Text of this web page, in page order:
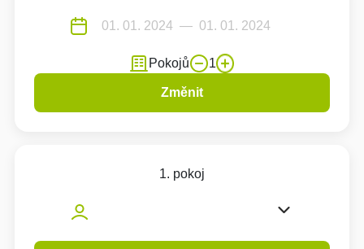
Pokojů 1
Změnit
1. pokoj